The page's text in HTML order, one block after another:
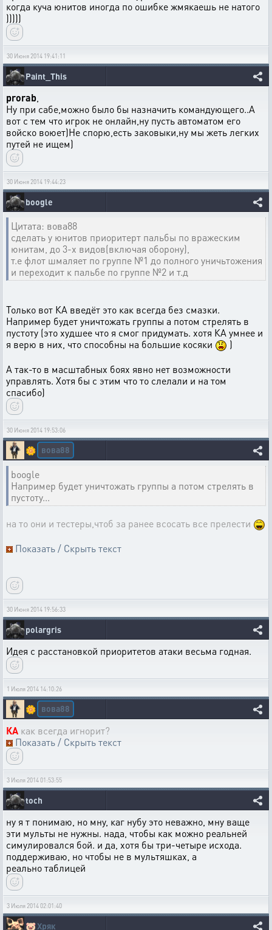
когда куча юнитов иногда по ошибке жмякаешь не натого
)))))
30 Июня 2014 19:41:11
Paint_This
prorab
Ну при сабе,можно было бы назначить командующего..А
вот с тем что игрок не онлайн,ну пусть автоматом его
войско воюет)Не спорю,есть заковыки,ну мы жеть легких
путей не ищем)
30 Июня 2014 19:44:23
boogle
Цитата: вова88
сделать у юнитов приоритерт пальбы по вражеским
юнитам, до 3-х видов(включая оборону),
т.е флот шмаляет по группе №1 до полного уничьтожения
и переходит к пальбе по группе №2 и т.д
Только вот КА введёт это как всегда без смазки.
Например будет уничтожать группы а потом стрелять в
пустоту (это худшее что я смог придумать. хотя КА умнее и
я верю в них, что способны на большие косяки
)
А так-то в масштабных боях явно нет возможности
управлять. Хотя бы с этим что то слелали и на том
спасибо)
30 Июня 2014 19:53:06
🌼 вова88
boogle
Например будет уничтожать группы а потом стрелять в
пустоту...
на то они и тестеры,чтоб за ранее всосать все прелести
Показать / Скрыть текст
30 Июня 2014 19:56:33
polargris
Идея с расстановкой приоритетов атаки весьма годная.
1 Июля 2014 14:10:26
🌼 вова88
КА как всегда игнорит?
Показать / Скрыть текст
3 Июля 2014 01:53:55
toch
ну я т понимаю, но мну, каг нубу это неважно, мну ваще
эти мульты не нужны. нада, чтобы как можно реальней
симулировался бой. и да, хотя бы три-четыре исхода.
поддерживаю, но чтобы не в мультяшках, а
реально таблицей
3 Июля 2014 02:01:40
🐷Хряк